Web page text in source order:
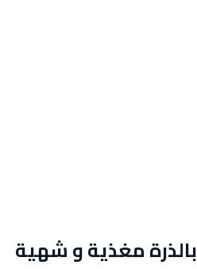
مغذية و شهية